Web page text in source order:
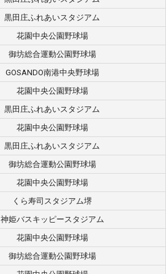
黒田庄ふれあいスタジアム
花園中央公園野球場
御坊総合運動公園野球場
GOSANDO南港中央野球場
花園中央公園野球場
黒田庄ふれあいスタジアム
花園中央公園野球場
黒田庄ふれあいスタジアム
御坊総合運動公園野球場
花園中央公園野球場
くら寿司スタジアム堺
神姫バスキッピースタジアム
花園中央公園野球場
御坊総合運動公園野球場